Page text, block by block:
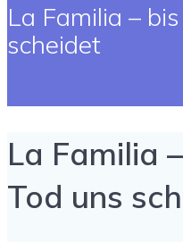
La Familia –
scheidet
La Familia
Tod uns